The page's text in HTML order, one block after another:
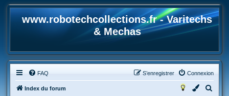
www.robotechcollections.fr - Varitechs
& Mechas
FAQ Connexion
S’enregistrer
Index du forum